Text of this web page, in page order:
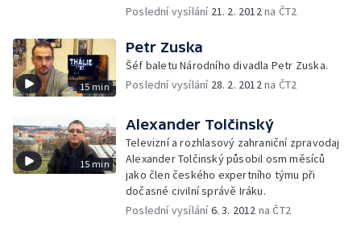
London University v Anglii.
Poslední vysílání 21. 2. 2012na ČT2
15 min
Petr Zuska
Šéf baletu Národního divadla Petr Zuska.
Poslední vysílání 28. 2. 2012na ČT2
15 min
Alexander Tolčinský
Televizní a rozhlasový zahraniční zpravodaj
Alexander Tolčinský působil osm měsíců
jako člen českého expertního týmu při
dočasné civilní správě Iráku.
Poslední vysílání6. 3. 2012 na ČT2